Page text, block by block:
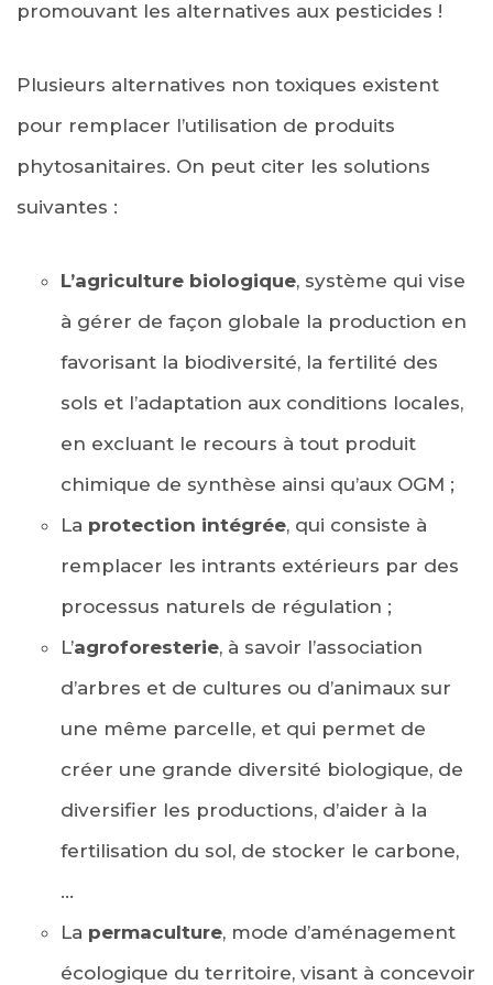
promouvant les alternatives aux pesticides !
Plusieurs alternatives non toxiques existent
pour remplacer l’utilisation de produits
phytosanitaires. On peut citer les solutions
suivantes :
L’agriculture biologique, système qui vise
à gérer de façon globale la production en
favorisant la biodiversité, la fertilité des
sols et l’adaptation aux conditions locales,
en excluant le recours à tout produit
chimique de synthèse ainsi qu’aux OGM ;
La protection intégrée, qui consiste à
remplacer les intrants extérieurs par des
processus naturels de régulation ;
L’agroforesterie, à savoir l’association
d’arbres et de cultures ou d’animaux sur
une même parcelle, et qui permet de
créer une grande diversité biologique, de
diversifier les productions, d’aider à la
fertilisation du sol, de stocker le carbone,
…
La permaculture, mode d’aménagement
écologique du territoire, visant à concevoir